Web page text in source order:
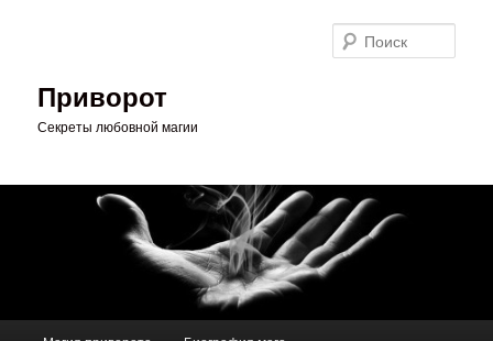
Приворот
Секреты любовной магии